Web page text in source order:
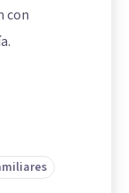
con